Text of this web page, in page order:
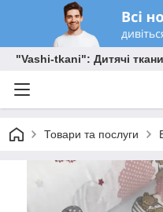
"Vashi-tkani": Дитячі
Товари та послуги